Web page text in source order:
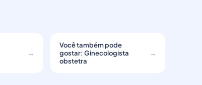
→
Você também pode
gostar: Ginecologista
obstetra
→